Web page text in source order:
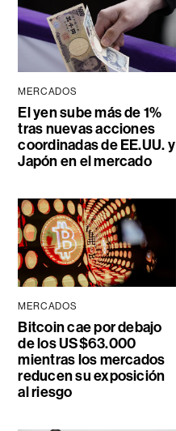
MERCADOS
El yen sube más de 1%
tras nuevas acciones
coordinadas de EE.UU. y
Japón en el mercado
MERCADOS
Bitcoin cae por debajo
de los US$63.000
mientras los mercados
reducen su exposición
al riesgo